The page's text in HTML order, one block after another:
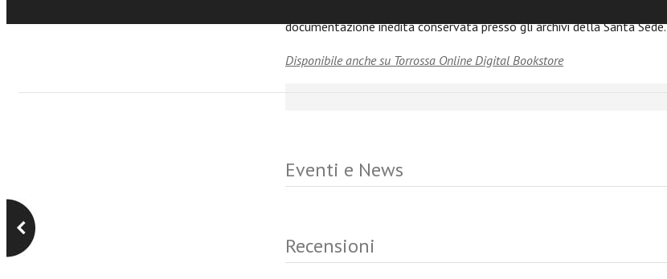
documentazione inedita conservata presso gli archivi della Santa Sede.
Disponibile anche su Torrossa Online Digital Bookstore
Eventi e News
Recensioni